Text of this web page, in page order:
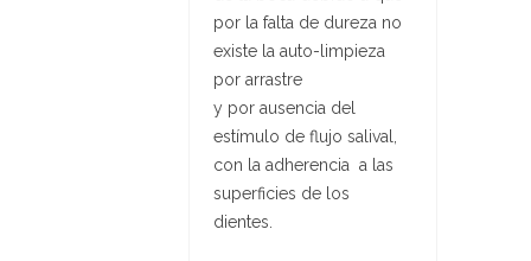
por la falta de dureza no
existe la auto-limpieza
por arrastre
y por ausencia del
estímulo de flujo salival,
con la adherencia a las
superficies de los
dientes.